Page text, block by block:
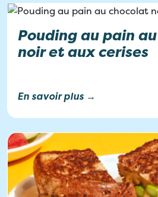
Pouding au pain
noir et aux cerises
En savoir plus →